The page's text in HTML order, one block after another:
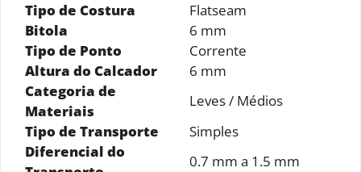
Tipo de Costura
Flatseam
Bitola
6 mm
Tipo de Ponto
Corrente
Altura do Calcador
6 mm
Categoria de
Materiais
Leves / Médios
Tipo de Transporte
Simples
Diferencial do
0.7 mm a 1.5 mm